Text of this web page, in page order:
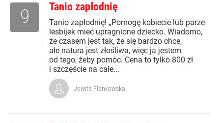
Tanio zapłodnię
Tanio zapłodnię! „Pomogę kobiecie lub parze
lesbijek mieć upragnione dziecko. Wiadomo,
że czasem jest tak, że się bardzo chce,
ale natura jest złośliwa, więc ja jestem
od tego, żeby pomóc. Cena to tylko 800 zł
i szczęście na całe...
9
Jowita Flankowska